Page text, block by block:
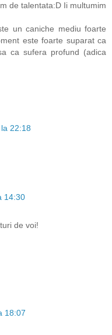
de talentata:D Ii multumim
un caniche mediu foarte
este foarte suparat ca
ca sufera profund (adica
22:18
14:30
de voi!
18:07